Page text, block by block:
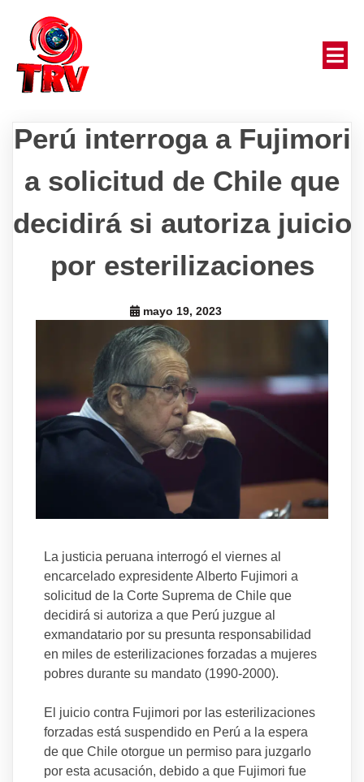
Perú interroga a Fujimori
a solicitud de Chile que
decidirá si autoriza juicio
por esterilizaciones
mayo 19, 2023
La justicia peruana interrogó el viernes al
encarcelado expresidente Alberto Fujimori a
solicitud de la Corte Suprema de Chile que
decidirá si autoriza a que Perú juzgue al
exmandatario por su presunta responsabilidad
en miles de esterilizaciones forzadas a mujeres
pobres durante su mandato (1990-2000).
El juicio contra Fujimori por las esterilizaciones
forzadas está suspendido en Perú a la espera
de que Chile otorgue un permiso para juzgarlo
por esta acusación, debido a que Fujimori fue